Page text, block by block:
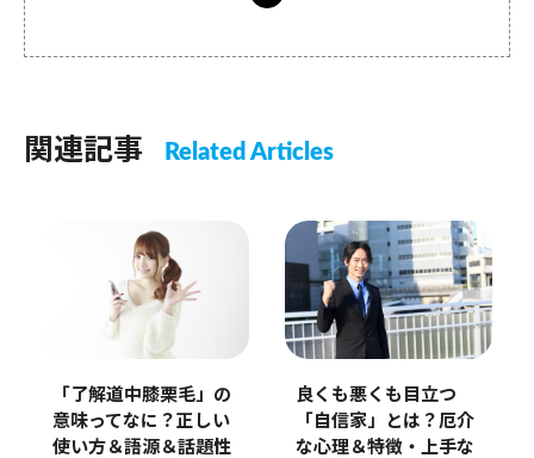
関連記事 Related Articles
「了解道中膝栗毛」の
意味ってなに？正しい
使い方＆語源＆話題性
良くも悪くも目立つ
「自信家」とは？厄介
な心理＆特徴・上手な